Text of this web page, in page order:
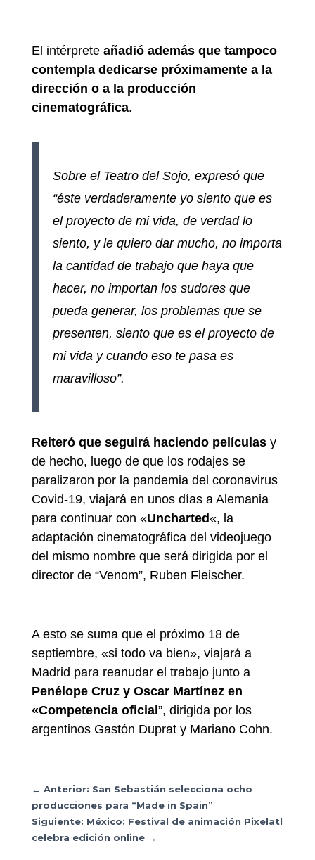
El intérprete añadió además que tampoco
contempla dedicarse próximamente a la
dirección o a la producción
cinematográfica.
Sobre el Teatro del Sojo, expresó que
“éste verdaderamente yo siento que es
el proyecto de mi vida, de verdad lo
siento, y le quiero dar mucho, no importa
la cantidad de trabajo que haya que
hacer, no importan los sudores que
pueda generar, los problemas que se
presenten, siento que es el proyecto de
mi vida y cuando eso te pasa es
maravilloso”.
Reiteró que seguirá haciendo películasy
de hecho, luego de que los rodajes se
paralizaron por la pandemia del coronavirus
Covid-19, viajará en unos días a Alemania
para continuar con «Uncharted«, la
adaptación cinematográfica del videojuego
del mismo nombre que será dirigida por el
director de “Venom”, Ruben Fleischer.
A esto se suma que el próximo 18 de
septiembre, «si todo va bien», viajará a
Madrid para reanudar el trabajo junto a
Penélope Cruz y Oscar Martínez en
«Competencia oficial ”, dirigida por los
argentinos Gastón Duprat y Mariano Cohn.
← Anterior: San Sebastián selecciona ocho
producciones para “Made in Spain”
Siguiente: México: Festival de animación Pixelatl
celebra edición online→